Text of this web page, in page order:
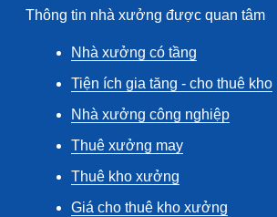
Thông tin nhà xưởng được quan tâm
Nhà xưởng có tầng
Tiện ích gia tăng - cho thuê kho
Nhà xưởng công nghiệp
Thuê xưởng may
Thuê kho xưởng
Giá cho thuê kho xưởng